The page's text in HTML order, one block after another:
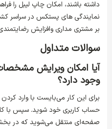
داشته باشند، امکان چاپ لیبل را
نمایندگی های پستکس در سراسر
بر مشتری مداری وافزایش
سوالات متداول
آیا امکان ویرایش
وجود دارد؟
برای این کار می‌بایست با وارد
حساب کاربری خود شوید. سپس با
صفحه‏‌ای منتقل می‏‌شوید که در بخش